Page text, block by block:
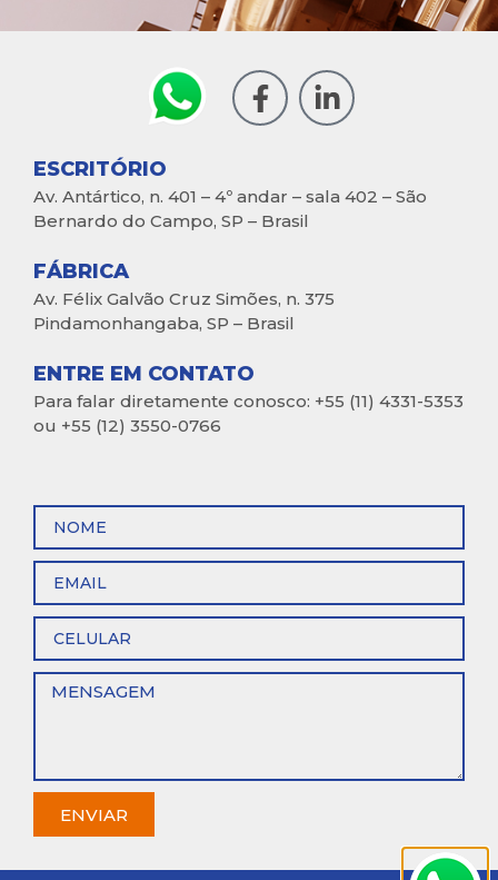
ESCRITÓRIO
Av. Antártico, n. 401 – 4º andar – sala 402 – São
Bernardo do Campo, SP – Brasil
FÁBRICA
Av. Félix Galvão Cruz Simões, n. 375
Pindamonhangaba, SP – Brasil
ENTRE EM CONTATO
Para falar diretamente conosco: +55 (11) 4331-5353
ou +55 (12) 3550-0766
ENVIAR